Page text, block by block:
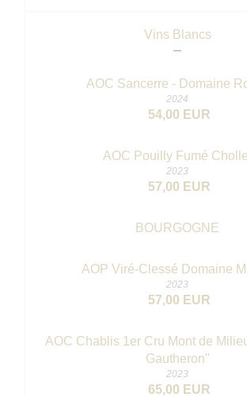
Vins Blancs
AOC Sancerre - Domaine
2024
54,00 EUR
AOC Pouilly Fumé
2023
57,00 EUR
BOURGOGNE
AOP Viré-Clessé Domaine
2023
57,00 EUR
AOC Chablis 1er Cru Mont de
Gautheron"
2023
65,00 EUR